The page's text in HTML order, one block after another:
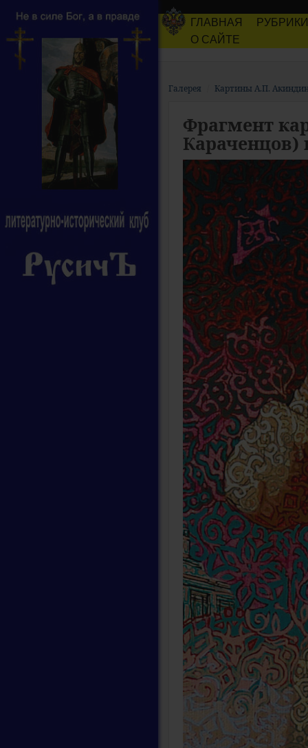
ГЛАВНАЯ
РУБРИКИ
О САЙТЕ
Галерея Картины А.П.
Фрагмент